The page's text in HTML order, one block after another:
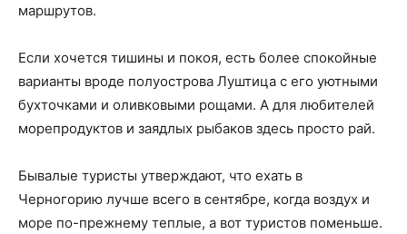
маршрутов.
Если хочется тишины и покоя, есть более спокойные
варианты вроде полуострова Луштица с его уютными
бухточками и оливковыми рощами. А для любителей
морепродуктов и заядлых рыбаков здесь просто рай.
Бывалые туристы утверждают, что ехать в
Черногорию лучше всего в сентябре, когда воздух и
море по-прежнему теплые, а вот туристов поменьше.